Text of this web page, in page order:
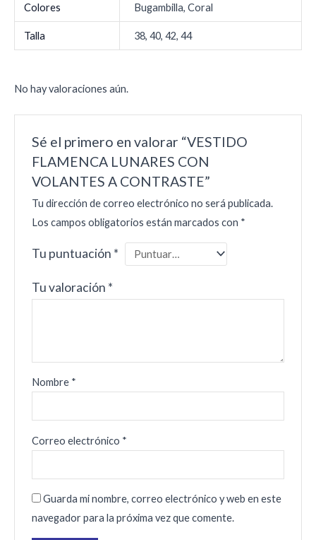
Colores Bugambilla, Coral
Talla 38, 40, 42, 44
No hay valoraciones aún.
Sé el primero en valorar “VESTIDO
FLAMENCA LUNARES CON
VOLANTES A CONTRASTE”
Tu dirección de correo electrónico no será publicada.
Los campos obligatorios están marcados con *
Tu puntuación *
Tu valoración *
Nombre *
Correo electrónico *
Guarda mi nombre, correo electrónico y web en este
navegador para la próxima vez que comente.